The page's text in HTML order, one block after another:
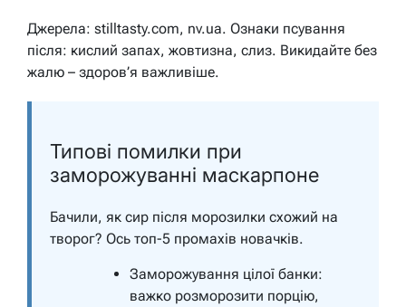
Джерела: stilltasty.com, nv.ua. Ознаки псування
після: кислий запах, жовтизна, слиз. Викидайте без
жалю – здоров’я важливіше.
Типові помилки при
заморожуванні маскарпоне
Бачили, як сир після морозилки схожий на
творог? Ось топ-5 промахів новачків.
Заморожування цілої банки:
важко розморозити порцію,